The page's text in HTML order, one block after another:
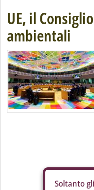
UE, il
ambientali
Soltanto gli